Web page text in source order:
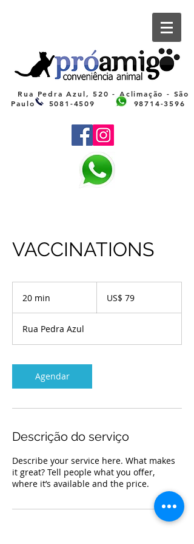
Rua Pedra Azul, 520 - Aclimação - São
Paulo 5081-4509 98714-3596
VACCINATIONS
20 min
i
n
americanos
US$ 79
Rua Pedra Azul
Agendar
Descrição do serviço
Describe your service here. What makes
it great? Tell people what you offer,
where it’s available and the price.